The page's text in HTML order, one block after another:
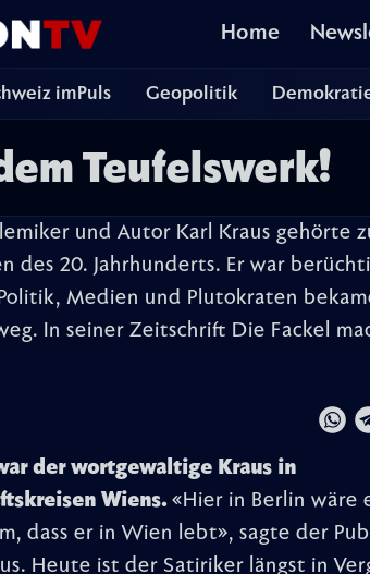
Home
imPuls Geopolitik
Teufelswerk!
und Autor Karl Kraus gehörte
des 20. Jahrhunderts. Er war
Medien und Plutokraten
In seiner Zeitschrift Die Fackel
der wortgewaltige Kraus in
Wiens.«Hier in Berlin wäre
dass er in Wien lebt», sagte der
Heute ist der Satiriker längst in